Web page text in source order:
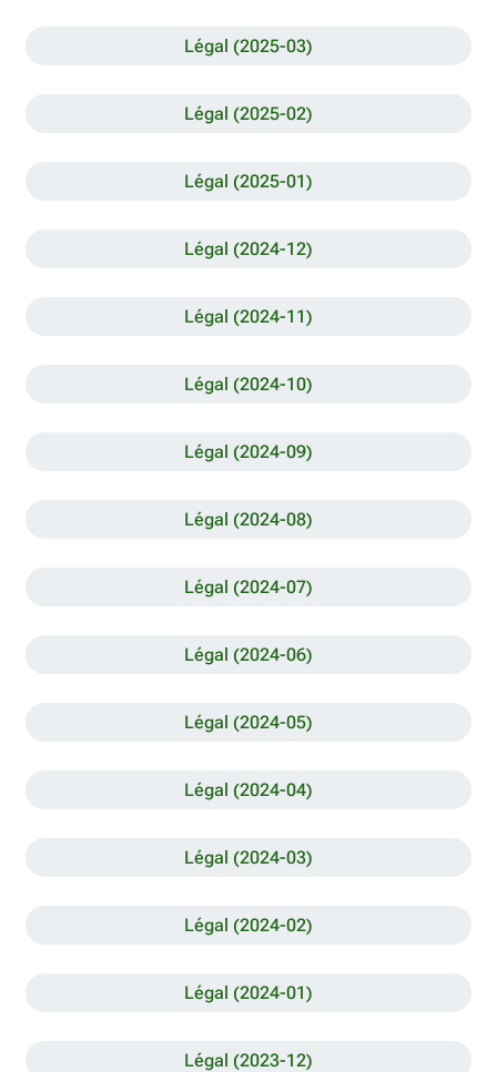
Légal (2025-03)
Légal (2025-02)
Légal (2025-01)
Légal (2024-12)
Légal (2024-11)
Légal (2024-10)
Légal (2024-09)
Légal (2024-08)
Légal (2024-07)
Légal (2024-06)
Légal (2024-05)
Légal (2024-04)
Légal (2024-03)
Légal (2024-02)
Légal (2024-01)
Légal (2023-12)